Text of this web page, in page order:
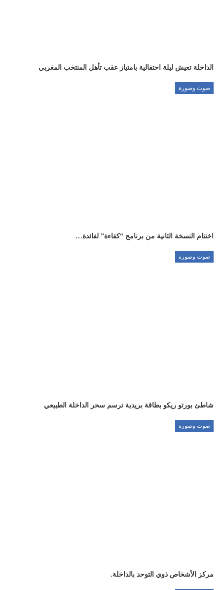
الداخلة تعيش ليلة احتفالية بامتياز عقب تأهل المنتخب المغربي
صوت وصورة
اختتام النسخة الثانية من برنامج “كفاءة” لفائدة…
صوت وصورة
شاطئ بورتو ريكو بطاقة بريدية ترسم سحر الداخلة الطبيعي
صوت وصورة
مركز الأشخاص ذوي التوحد بالداخلة.